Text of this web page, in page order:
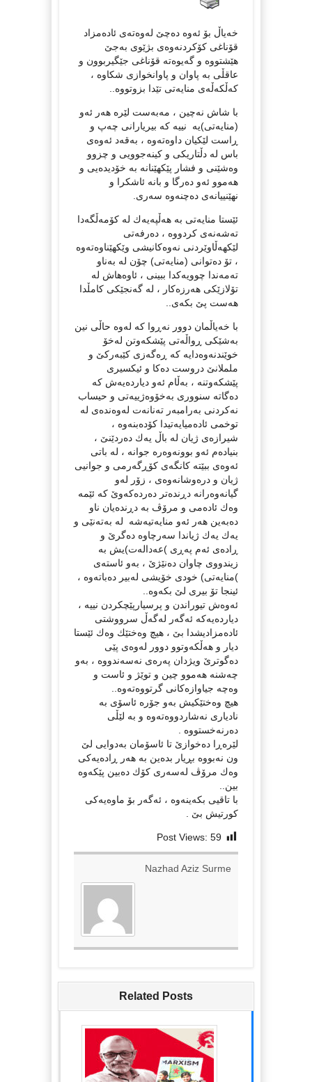
خه‌یاڵ بۆ ئه‌وه‌ ده‌چێ له‌وه‌ته‌ی ئاده‌مزاد
قۆناغی كۆكردنه‌وه‌ی بژێوی به‌جێ
هێشتووه‌ و گه‌یوه‌ته‌ قۆناغی جێگیربوون و
عاقڵی به‌ پاوان و پاوانخوازی شكاوه‌ ،
كه‌ڵكه‌ڵه‌ی منایه‌تی تێدا بزوتووه‌..
با شاش نه‌چین ، مه‌به‌ست لێره‌ هه‌ر ئه‌و
(منایه‌تی)یه‌ ‌‌ نییه‌ كه‌ بیریارانی چه‌پ و
ڕاست لێكیان داوه‌ته‌وه‌ ، به‌قه‌د ئه‌وه‌ی
باس له‌ دڵتاریكی و كینه‌جوویی و چزوو
وه‌شێنی و فشار پێكهێنانه‌ به‌ خۆدیده‌یی و
هه‌موو ئه‌و ده‌رگا و بانه‌ ئاشكرا و
نهێنییانه‌ی ده‌چنه‌وه‌ سه‌ری.
ئێستا منایه‌تی به‌ هه‌ڵپه‌یه‌ك له‌ كۆمه‌ڵگه‌دا
ته‌شه‌نه‌ی كردووه ‌، ده‌رفه‌تی
لێكهه‌ڵاوێردنی نه‌وه‌كانیشی وێكهێناوه‌ته‌وه‌
، تۆ ده‌توانی (منایه‌تی) چۆن له‌ به‌ناو
ته‌مه‌ندا چوویه‌كدا ببینی ، ئاوه‌هاش له‌
تۆلازێكی هه‌رزه‌كار ، له‌ گه‌نجێكی كامڵدا
هه‌ست پێ بكه‌ی..
با خه‌یاڵمان دوور نه‌ڕوا كه‌ له‌وه‌ حاڵی نین
به‌شێكی ڕواڵه‌تی پێشكه‌وتن له‌خۆ
خوێندنه‌وه‌دایه‌ كه‌ ڕه‌گه‌زی كێبه‌ركێ و
ململانێ دروست ده‌كا و ئیكسیری
پێشكه‌وتنه‌ ، به‌ڵام ئه‌و دیارده‌یه‌ش كه‌
ده‌گاته‌ سنووری به‌خۆوه‌ژییه‌تی و حیساب
نه‌كردنی به‌رامبه‌ر ته‌نانه‌ت له‌وه‌نده‌ی له‌
توخمی ئاده‌میایه‌‌تیدا كۆده‌بنه‌وه ‌،
شیرازه‌ی ژیان له‌ باڵ یه‌ك ده‌ردێنێ ،
بنیاده‌م ئه‌و بوونه‌وه‌ره‌ جوانه‌ ، له‌ باتی
ئه‌وه‌ی ببێته‌ كانگه‌ی كۆڕگه‌رمی و جوانیی
ژیان و دره‌وشانه‌وه‌ی ، زۆر له‌و
گیانه‌وه‌رانه‌ دڕنده‌تر ده‌رده‌كه‌وێ كه‌ ئێمه‌
وه‌ك ئاده‌می و مرۆڤ به‌ دڕنده‌یان ناو
ده‌به‌ین هه‌ر ئه‌و منایه‌تیه‌شه‌ ‌ له‌ به‌ته‌نێی و
یه‌ك یه‌ك ژیاندا سه‌رچاوه‌ ده‌گرێ و
ڕاده‌ی ئه‌م په‌ڕی )عه‌داله‌ت)یش به‌
زیندووی چاوان ده‌نێژێ ، به‌و ئاسته‌ی
)منایه‌تی) خودی خۆیشی له‌بیر ده‌باته‌وه‌ ،
ئینجا تۆ بیری لێ بكه‌وه‌..
ئه‌وه‌ش تیوراندن و پرسیارپێچكردن نییه ‌،
دیارده‌یه‌كه‌ ئه‌گه‌ر له‌گه‌ڵ سرووشتی
ئاده‌مزادیشدا بێ ، هیچ وه‌ختێك وه‌ك ئێستا
دیار و هه‌ڵكه‌وتوو دوور له‌وه‌ی پێی
ده‌گوترێ ویژدان په‌ره‌ی نه‌سه‌ندووه‌ ‌، به‌و
چه‌شنه‌ هه‌موو چین و توێژ و ئاست و
وه‌چه‌ جیاوازه‌كانی گرتووه‌ته‌وه‌..
هیچ وه‌ختێكیش به‌و جۆره‌ ئاسۆی به‌
نادیاری نه‌شاردووه‌ته‌وه‌ و به‌ لێڵی
ده‌رنه‌خستووه .‌
لێره‌ڕا ده‌خوازێ تا ئاسۆمان به‌دوایی لێ
ون نه‌بووه‌ بڕیار بده‌ین به‌ هه‌ر ڕاده‌یه‌كی
وه‌ك مرۆڤ له‌سه‌ری كۆك ده‌بین پێكه‌وه‌
بین..
با تاقیی بكه‌ینه‌وه‌ ، ئه‌گه‌ر بۆ ماوه‌یه‌كی
كورتیش بێ .
Post Views: 59
Nazhad Aziz Surme
Related Posts